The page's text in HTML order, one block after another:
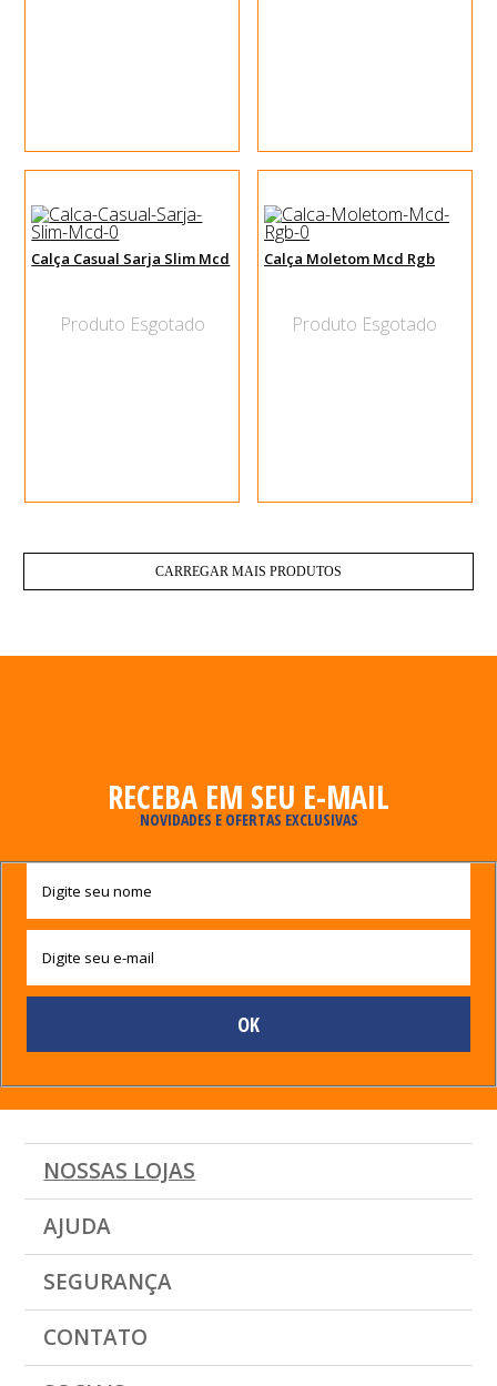
Calça Casual Sarja Slim Mcd
Produto Esgotado
Calça Moletom Mcd Rgb
Produto Esgotado
CARREGAR MAIS PRODUTOS
RECEBA EM SEU E-MAIL
NOVIDADES E OFERTAS EXCLUSIVAS
NOSSAS LOJAS
AJUDA
SEGURANÇA
CONTATO